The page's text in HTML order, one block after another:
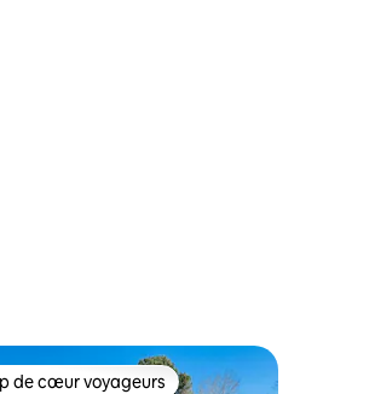
de cœur voyageurs